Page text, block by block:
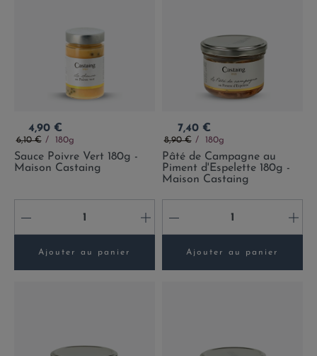
Prix
4,90 €
Prix de base
6,10 € 180g
Sauce Poivre Vert 180g -
Maison Castaing
- +
Ajouter au panier
Prix
7,40 €
Prix de base
8,90 € 180g
Pâté de Campagne au
Piment d'Espelette 180g -
Maison Castaing
- +
Ajouter au panier